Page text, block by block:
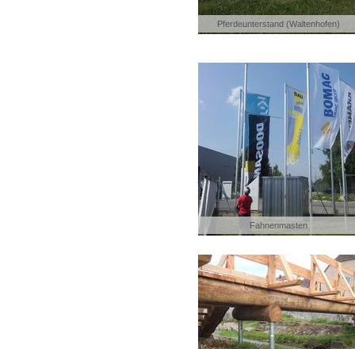
Pferdeunterstand (Waltenhofen)
Fahnenmasten